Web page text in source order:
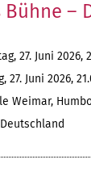
–
27. Juni 2026,
27. Juni 2026,
Weimar,